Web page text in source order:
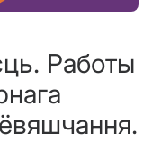
Работы